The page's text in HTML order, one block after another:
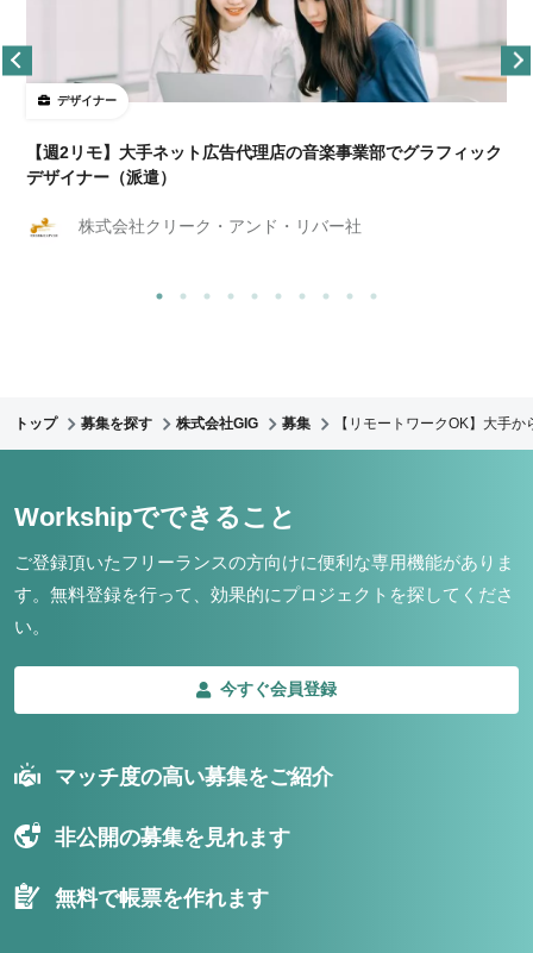
デザイナー
【週2リモ】大手ネット広告代理店の音楽事業部でグラフィック
デザイナー（派遣）
株式会社クリーク・アンド・リバー社
トップ 募集を探す 株式会社GIG 募集 【リモートワークOK】大手
Workshipでできること
ご登録頂いたフリーランスの方向けに便利な専用機能がありま
す。 無料登録を行って、効果的にプロジェクトを探してくださ
い。
今すぐ会員登録
マッチ度の高い募集をご紹介
非公開の募集を見れます
無料で帳票を作れます